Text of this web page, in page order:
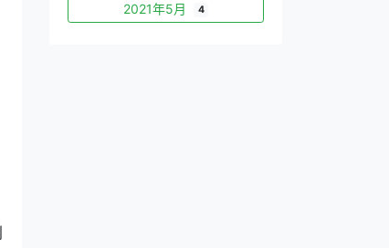
2021年5月 4